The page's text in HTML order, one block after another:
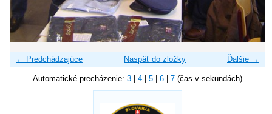
← Predchádzajúce Ďalšie →
Naspäť do zložky
Automatické precházenie: 3 4 5 6 7 (čas v sekundách)